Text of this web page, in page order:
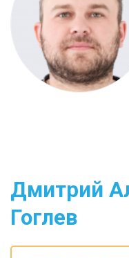
Дмитрий
Гоглев